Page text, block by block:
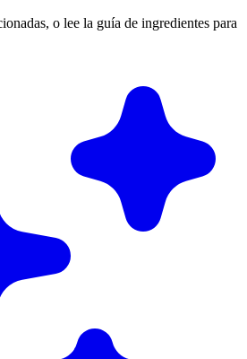
o lee la guía de ingredientes para